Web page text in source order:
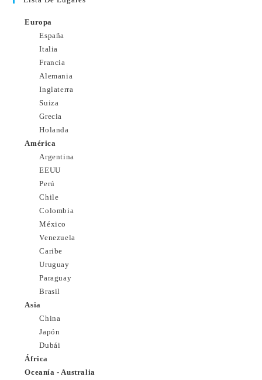
Europa
España
Italia
Francia
Alemania
Inglaterra
Suiza
Grecia
Holanda
América
Argentina
EEUU
Perú
Chile
Colombia
México
Venezuela
Caribe
Uruguay
Paraguay
Brasil
Asia
China
Japón
Dubái
África
Oceanía - Australia